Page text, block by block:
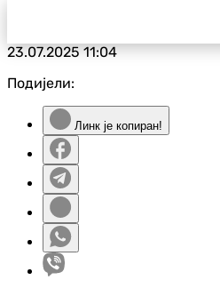
23.07.202511:04
Подијели:
Линк је копиран!